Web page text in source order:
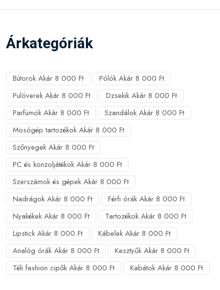
Árkategóriák
Bútorok Akár 8 000 Ft
Pólók Akár 8 000 Ft
Pulóverek Akár 8 000 Ft
Dzsekik Akár 8 000 Ft
Parfümök Akár 8 000 Ft
Szandálok Akár 8 000 Ft
Mosógép tartozékok Akár 8 000 Ft
Szőnyegek Akár 8 000 Ft
PC és konzoljátékok Akár 8 000 Ft
Szerszámok és gépek Akár 8 000 Ft
Nadrágok Akár 8 000 Ft
Férfi órák Akár 8 000 Ft
Nyakékek Akár 8 000 Ft
Tartozékok Akár 8 000 Ft
Lipstick Akár 8 000 Ft
Kábelek Akár 8 000 Ft
Analóg órák Akár 8 000 Ft
Kesztyűk Akár 8 000 Ft
Téli fashion cipők Akár 8 000 Ft
Kabátok Akár 8 000 Ft